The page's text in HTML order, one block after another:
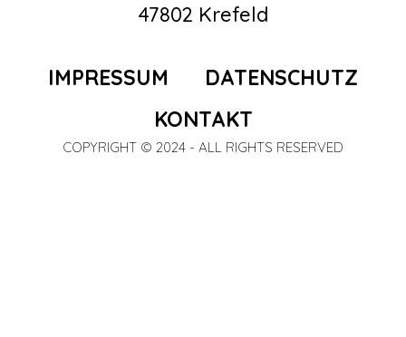
47802 Krefeld
IMPRESSUM
DATENSCHUTZ
KONTAKT
COPYRIGHT © 2024 - ALL RIGHTS RESERVED